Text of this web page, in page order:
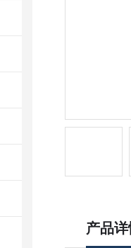
产品详